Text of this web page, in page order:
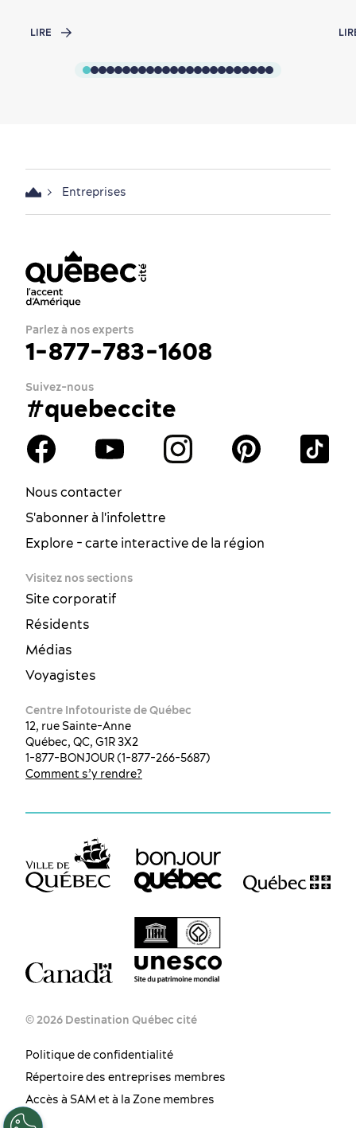
EN
FR ES
LIRE
Entreprises
Parlez à nos experts
1-877-783-1608
Suivez-nous
#quebeccite
Nous contacter
S'abonner à l'infolettre
Explore - carte interactive de la région
Visitez nos sections
Site corporatif
Résidents
Médias
Voyagistes
Centre Infotouriste de Québec
12, rue Sainte-Anne
Québec, QC, G1R 3X2
1-877-BONJOUR (1-877-266-5687)
Comment s’y rendre?
© 2026 Destination Québec cité
Politique de confidentialité
Répertoire des entreprises membres
Accès à SAM et à la Zone membres